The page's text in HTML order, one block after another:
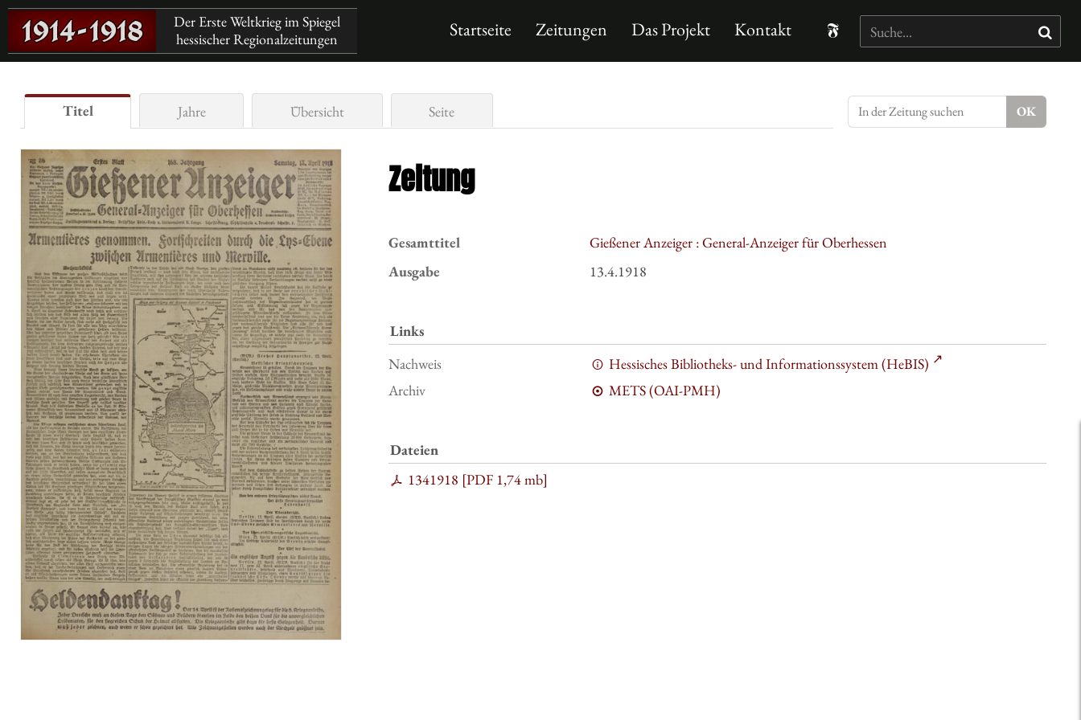
Der Erste Weltkrieg im Spiegel
hessischer Regionalzeitungen
Startseite Zeitungen Das Projekt Kontakt
Titel Jahre Übersicht Seite
Zeitung
Gesamttitel
Gießener Anzeiger : General-Anzeiger für Oberhessen
Ausgabe
13.4.1918
Links
Nachweis
Hessisches Bibliotheks- und Informationssystem (HeBIS)
Archiv
METS (OAI-PMH)
Dateien
1341918 [PDF1,74 mb]